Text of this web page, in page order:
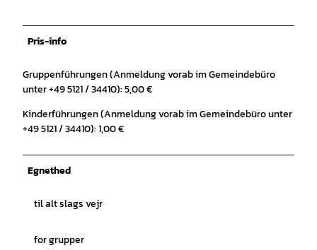
Pris-info
Gruppenführungen (Anmeldung vorab im Gemeindebüro
unter +49 5121 / 34410): 5,00 €
Kinderführungen (Anmeldung vorab im Gemeindebüro unter
+49 5121 / 34410): 1,00 €
Egnethed
til alt slags vejr
for grupper